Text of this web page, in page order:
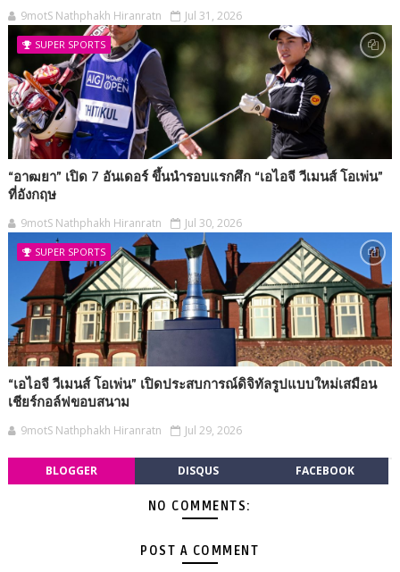
9motS Nathphakh Hiranratn Jul 31, 2026
SUPER SPORTS
“อาฒยา” เปิด 7 อันเดอร์ ขึ้นนำรอบแรกศึก “เอไอจี วีเมนส์ โอเพ่น”
ที่อังกฤษ
9motS Nathphakh Hiranratn Jul 30, 2026
SUPER SPORTS
“เอไอจี วีเมนส์ โอเพ่น” เปิดประสบการณ์ดิจิทัลรูปแบบใหม่เสมือน
เชียร์กอล์ฟขอบสนาม
9motS Nathphakh Hiranratn Jul 29, 2026
BLOGGER DISQUS FACEBOOK
NO COMMENTS:
POST A COMMENT